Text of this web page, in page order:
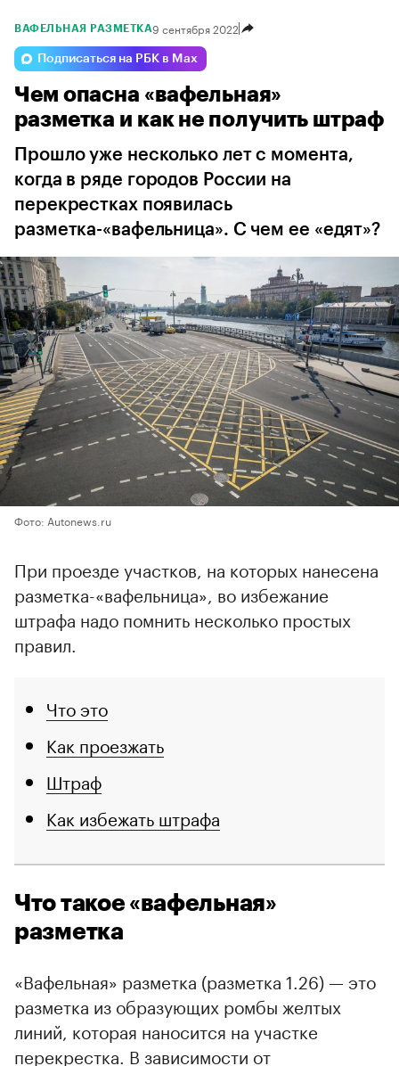
ВАФЕЛЬНАЯ РАЗМЕТКА9 сентября 2022
Подписаться на РБК в Max
Чем опасна «вафельная»
разметка и как не получить штраф
Прошло уже несколько лет с момента,
когда в ряде городов России на
перекрестках появилась
разметка-«вафельница». С чем ее «едят»?
Фото: Autonews.ru
При проезде участков, на которых нанесена
разметка-«вафельница», во избежание
штрафа надо помнить несколько простых
правил.
Что это
Как проезжать
Штраф
Как избежать штрафа
Что такое «вафельная»
разметка
«Вафельная» разметка (разметка 1.26) — это
разметка из образующих ромбы желтых
линий, которая наносится на участке
перекрестка. В зависимости от